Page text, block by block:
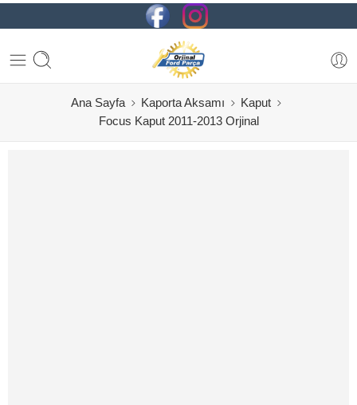
Ana Sayfa Kaporta Aksamı
Kaput
Focus Kaput 2011-2013 Orjinal